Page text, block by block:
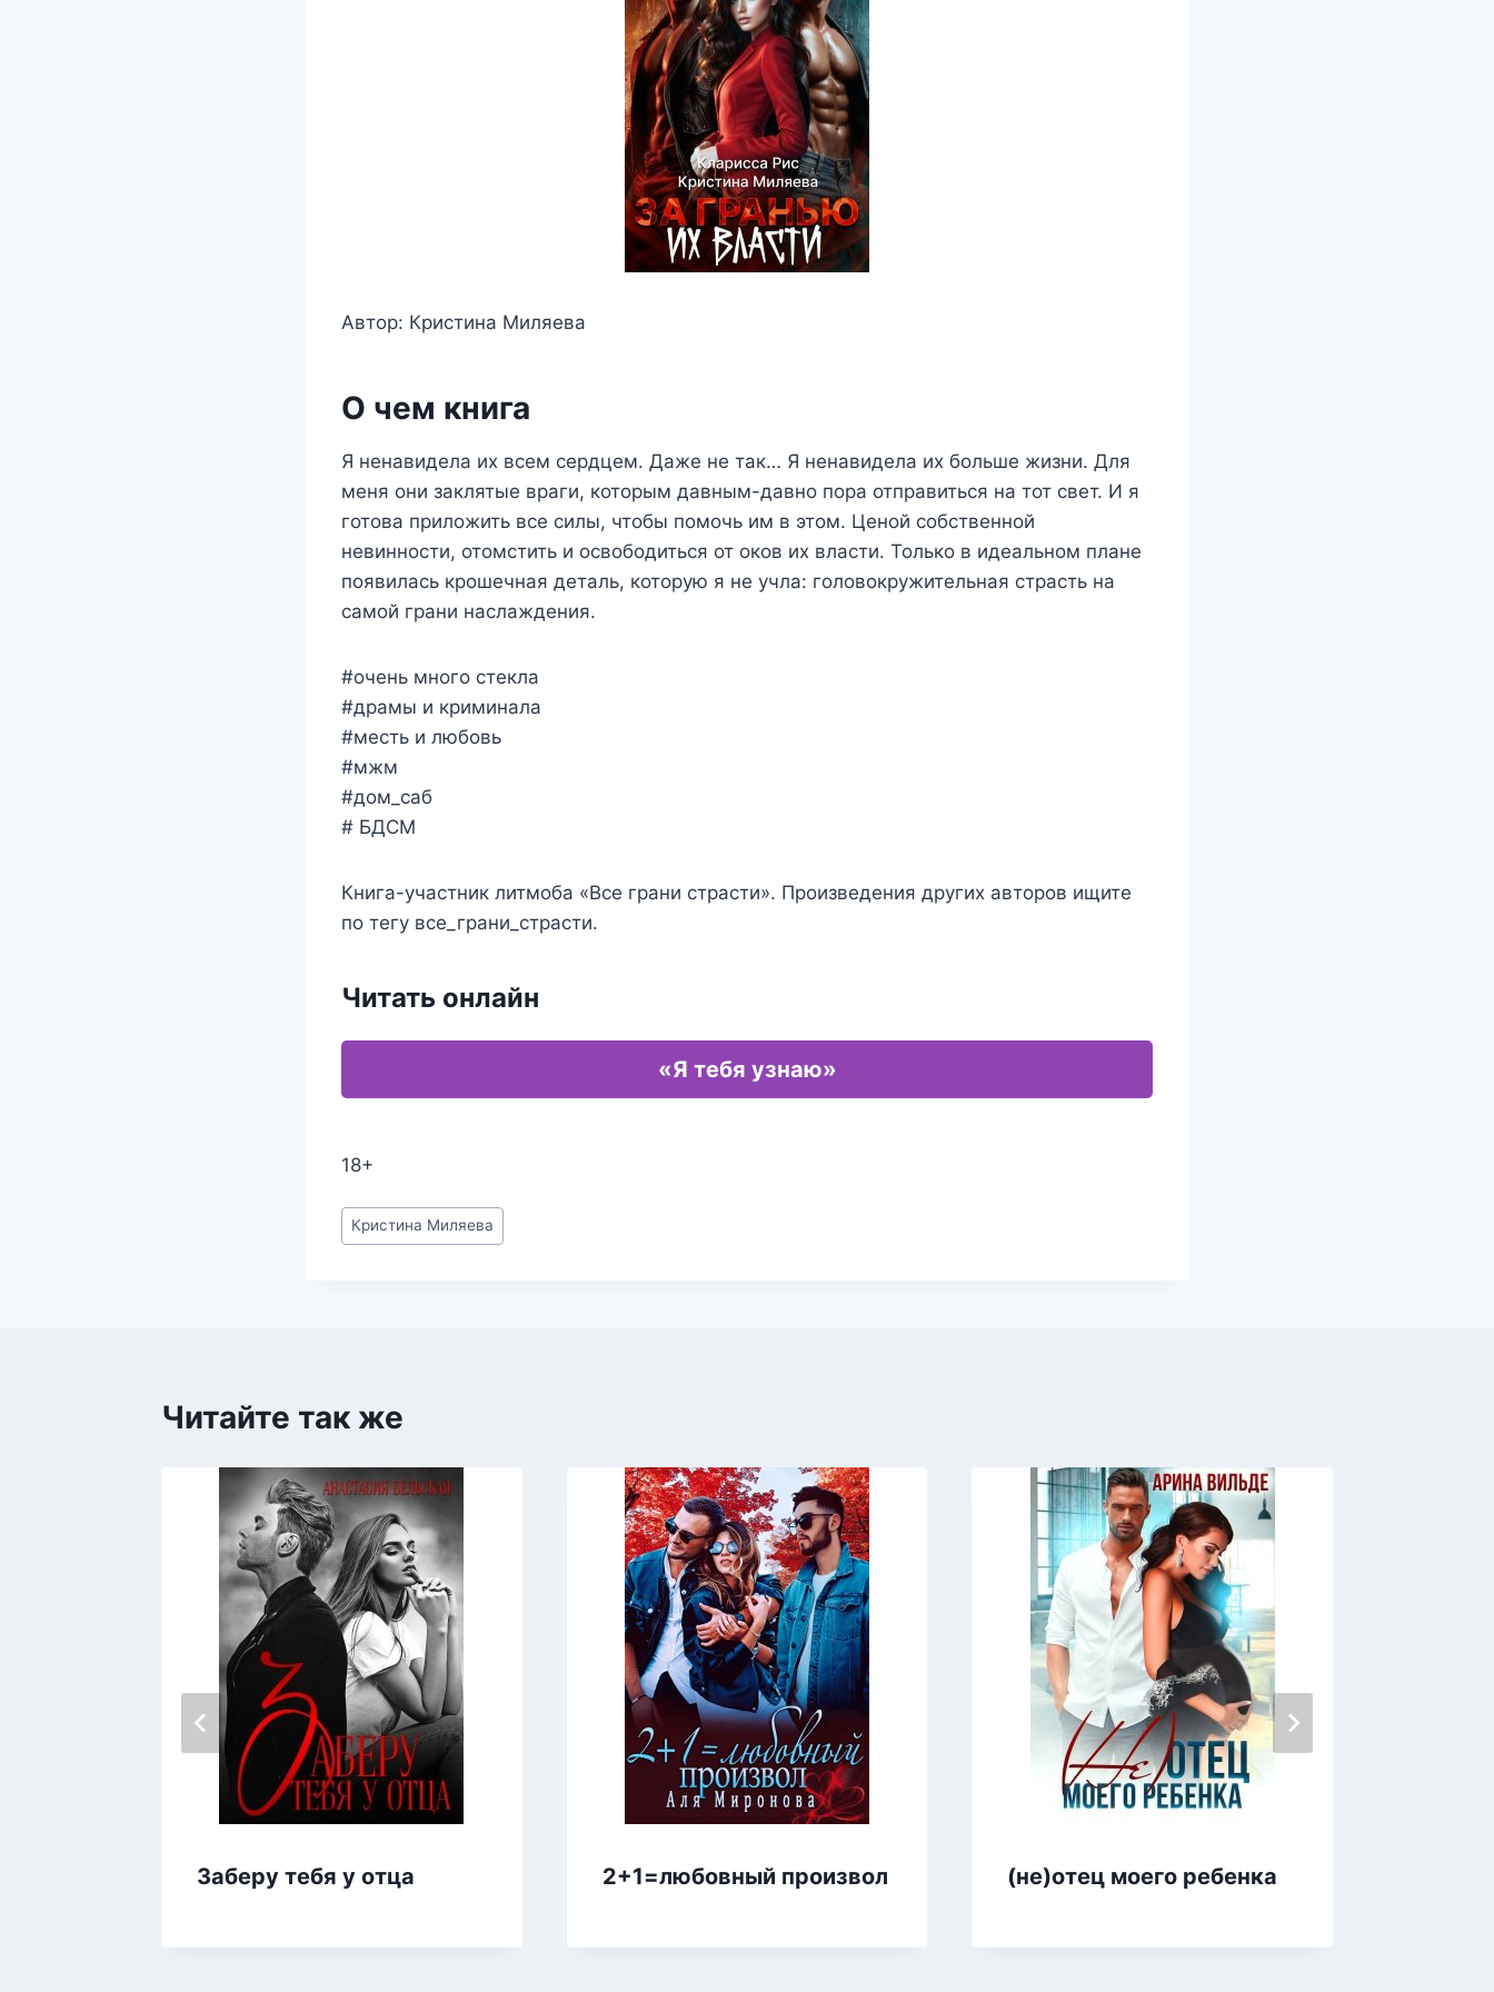
Автор: Кристина Миляева
О чем книга
Я ненавидела их всем сердцем. Даже не так… Я ненавидела их больше жизни. Для
меня они заклятые враги, которым давным-давно пора отправиться на тот свет. И я
готова приложить все силы, чтобы помочь им в этом. Ценой собственной
невинности, отомстить и освободиться от оков их власти. Только в идеальном плане
появилась крошечная деталь, которую я не учла: головокружительная страсть на
самой грани наслаждения.
#очень много стекла
#драмы и криминала
#месть и любовь
#мжм
#дом_саб
# БДСМ
Книга-участник литмоба «Все грани страсти». Произведения других авторов ищите
по тегу все_грани_страсти.
Читать онлайн
«Я тебя узнаю»
18+
Метки
записи:
Кристина Миляева
Читайте так же
Заберу тебя у отца 2+1=любовный произвол (не)отец моего ребенка